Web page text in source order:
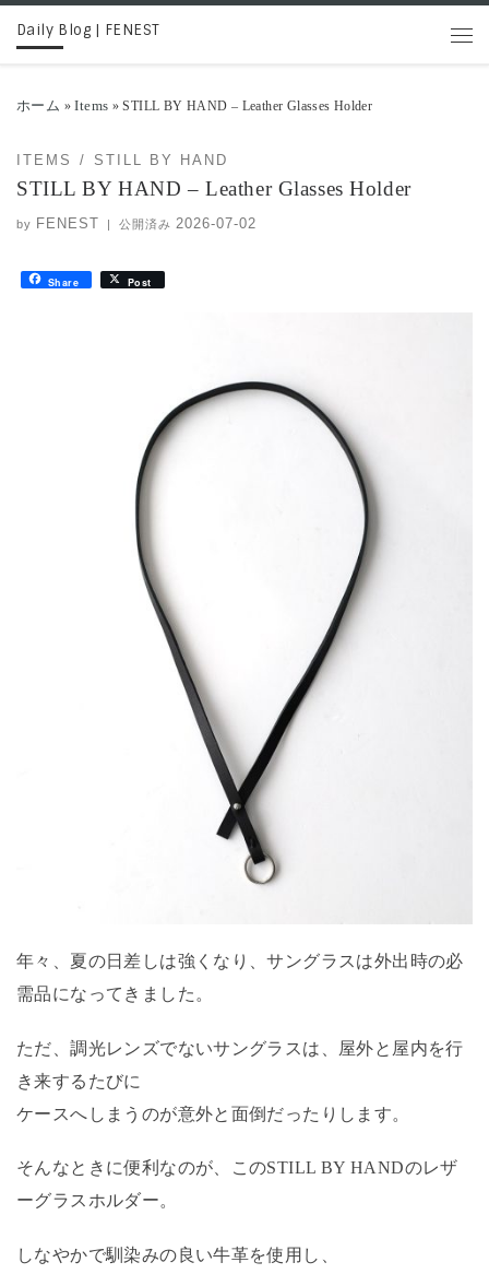
コンテンツへスキップ
Daily Blog | FENEST
ホーム » Items » STILL BY HAND – Leather Glasses Holder
ITEMS STILL BY HAND
STILL BY HAND – Leather Glasses Holder
by FENEST | 公開済み 2026-07-02
Share Post
年々、夏の日差しは強くなり、サングラスは外出時の必
需品になってきました。
ただ、調光レンズでないサングラスは、屋外と屋内を行
き来するたびに
ケースへしまうのが意外と面倒だったりします。
そんなときに便利なのが、このSTILL BY HANDのレザ
ーグラスホルダー。
しなやかで馴染みの良い牛革を使用し、